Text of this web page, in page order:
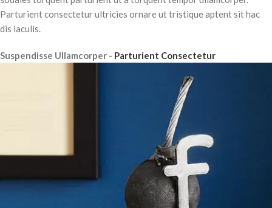
Parturient consectetur ultricies ornare ut tristique aptent sit hac
dis iaculis.
Suspendisse Ullamcorper - Parturient Consectetur